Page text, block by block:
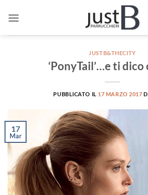
contenuti
JUSTB&THECITY
‘PonyTail’…e ti dico
PUBBLICATO IL 17 MARZO 2017
17
Mar